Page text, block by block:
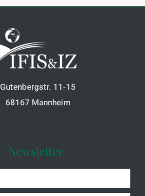
Gutenbergstr. 11-15
68167 Mannheim
Newsletter